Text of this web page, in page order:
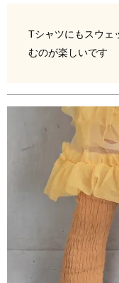
Tシャツにもスウェ
むのが楽しいです